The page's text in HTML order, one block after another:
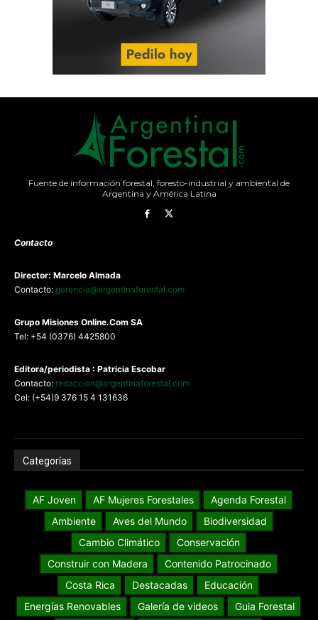
Fuente de información forestal, foresto-industrial y ambiental de
Argentina y América Latina
Contacto
Director: Marcelo Almada
Contacto: gerencia@argentinaforestal.com
Grupo Misiones Online.Com SA
Tel: +54 (0376) 4425800
Editora/periodista : Patricia Escobar
Contacto: redaccion@argentinaforestal.com
Cel: (+54)9 376 15 4 131636
Categorías
AF Joven AF Mujeres Forestales
Agenda Forestal
Ambiente
Aves del Mundo
Biodiversidad
Cambio Climático
Conservación
Construir con Madera
Contenido Patrocinado
Costa Rica
Destacadas
Educación
Energías Renovables
Galería de videos
Guia Forestal